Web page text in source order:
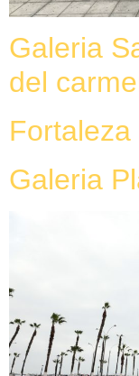
Galeria
del
Galeria